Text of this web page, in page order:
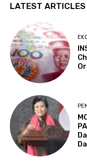
LATEST ARTICLES